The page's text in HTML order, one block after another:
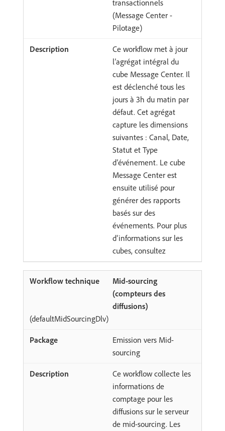
transactionnels
(Message Center -
Pilotage)
Ce workflow met à jour
l’agrégat intégral du
cube Message Center. Il
est déclenché tous les
jours à 3h du matin par
défaut. Cet agrégat
capture les dimensions
suivantes : Canal, Date,
Statut et Type
d’événement. Le cube
Message Center est
ensuite utilisé pour
générer des rapports
basés sur des
événements. Pour plus
d’informations sur les
cubes, consultez
Mid-sourcing
(compteurs des
diffusions)
(defaultMidSourcingDlv)
Emission vers Mid-
sourcing
Ce workflow collecte les
informations de
comptage pour les
diffusions sur le serveur
de mid-sourcing. Les